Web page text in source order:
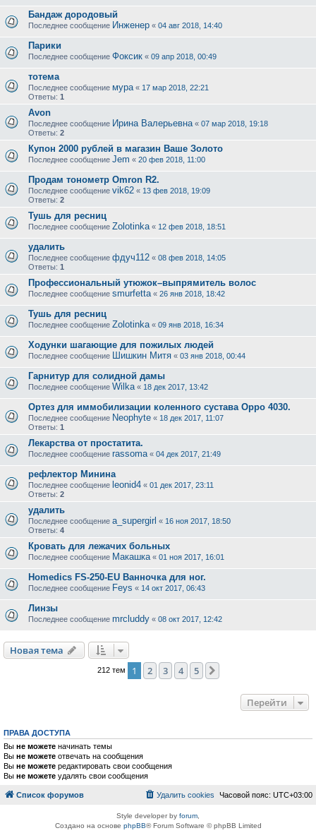
Бандаж дородовый
Последнее сообщение Инженер « 04 авг 2018, 14:40
Парики
Последнее сообщение Фоксик « 09 апр 2018, 00:49
тотема
Последнее сообщение мура « 17 мар 2018, 22:21
Ответы: 1
Avon
Последнее сообщение Ирина Валерьевна « 07 мар 2018, 19:18
Ответы: 2
Купон 2000 рублей в магазин Ваше Золото
Последнее сообщение Jem « 20 фев 2018, 11:00
Продам тонометр Omron R2.
Последнее сообщение vik62 « 13 фев 2018, 19:09
Ответы: 2
Тушь для ресниц
Последнее сообщение Zolotinka « 12 фев 2018, 18:51
удалить
Последнее сообщение фдуч112 « 08 фев 2018, 14:05
Ответы: 1
Профессиональный утюжок–выпрямитель волос
Последнее сообщение smurfetta « 26 янв 2018, 18:42
Тушь для ресниц
Последнее сообщение Zolotinka « 09 янв 2018, 16:34
Ходунки шагающие для пожилых людей
Последнее сообщение Шишкин Митя « 03 янв 2018, 00:44
Гарнитур для солидной дамы
Последнее сообщение Wilka « 18 дек 2017, 13:42
Ортез для иммобилизации коленного сустава Oppo 4030.
Последнее сообщение Neophyte « 18 дек 2017, 11:07
Ответы: 1
Лекарства от простатита.
Последнее сообщение rassoma « 04 дек 2017, 21:49
рефлектор Минина
Последнее сообщение leonid4 « 01 дек 2017, 23:11
Ответы: 2
удалить
Последнее сообщение a_supergirl « 16 ноя 2017, 18:50
Ответы: 4
Кровать для лежачих больных
Последнее сообщение Макашка « 01 ноя 2017, 16:01
Homedics FS-250-EU Ванночка для ног.
Последнее сообщение Feys « 14 окт 2017, 06:43
Линзы
Последнее сообщение mrcluddy « 08 окт 2017, 12:42
Новая тема
212 тем 1 2 3 4 5
Перейти
ПРАВА ДОСТУПА
Вы не можете начинать темы
Вы не можете отвечать на сообщения
Вы не можете редактировать свои сообщения
Вы не можете удалять свои сообщения
Список форумов Часовой пояс: UTC+03:00
Удалить cookies
Style developer by forum
Создано на основе phpBB® Forum Software © phpBB Limited